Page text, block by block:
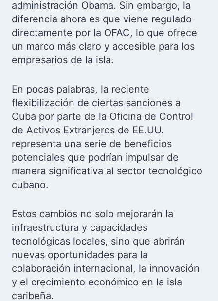
administración Obama. Sin embargo, la
diferencia ahora es que viene regulado
directamente por la OFAC, lo que ofrece
un marco más claro y accesible para los
empresarios de la isla.
En pocas palabras, la reciente
flexibilización de ciertas sanciones a
Cuba por parte de la Oficina de Control
de Activos Extranjeros de EE.UU.
representa una serie de beneficios
potenciales que podrían impulsar de
manera significativa al sector tecnológico
cubano.
Estos cambios no solo mejorarán la
infraestructura y capacidades
tecnológicas locales, sino que abrirán
nuevas oportunidades para la
colaboración internacional, la innovación
y el crecimiento económico en la isla
caribeña.